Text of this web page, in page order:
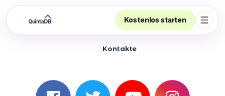
Kostenlos starten
Kontakte